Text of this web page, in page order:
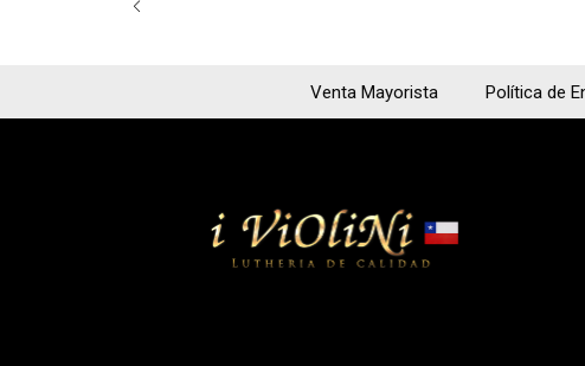
Venta Mayorista Política de